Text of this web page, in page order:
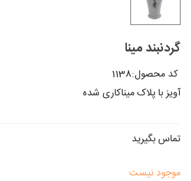
گردنبند مینا
کد محصول:1138
آویز با پلاک میناکاری شده
تماس بگیرید
موجود نیست